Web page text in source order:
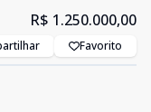
R$ 1.250.000,00
Favorito